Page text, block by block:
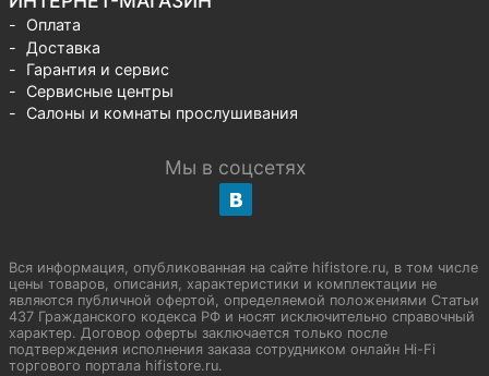
Оплата
Доставка
Гарантия и сервис
Сервисные центры
Салоны и комнаты прослушивания
Мы в соцсетях
Вся информация, опубликованная на сайте hifistore.ru, в том числе
цены товаров, описания, характеристики и комплектации не
являются публичной офертой, определяемой положениями Статьи
437 Гражданского кодекса РФ и носят исключительно справочный
характер. Договор оферты заключается только после
подтверждения исполнения заказа сотрудником онлайн Hi-Fi
торгового портала hifistore.ru.